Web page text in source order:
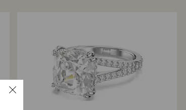
Swarovski: Las devoluciones se
de pago original y tardará hasta 3 o
crédito.